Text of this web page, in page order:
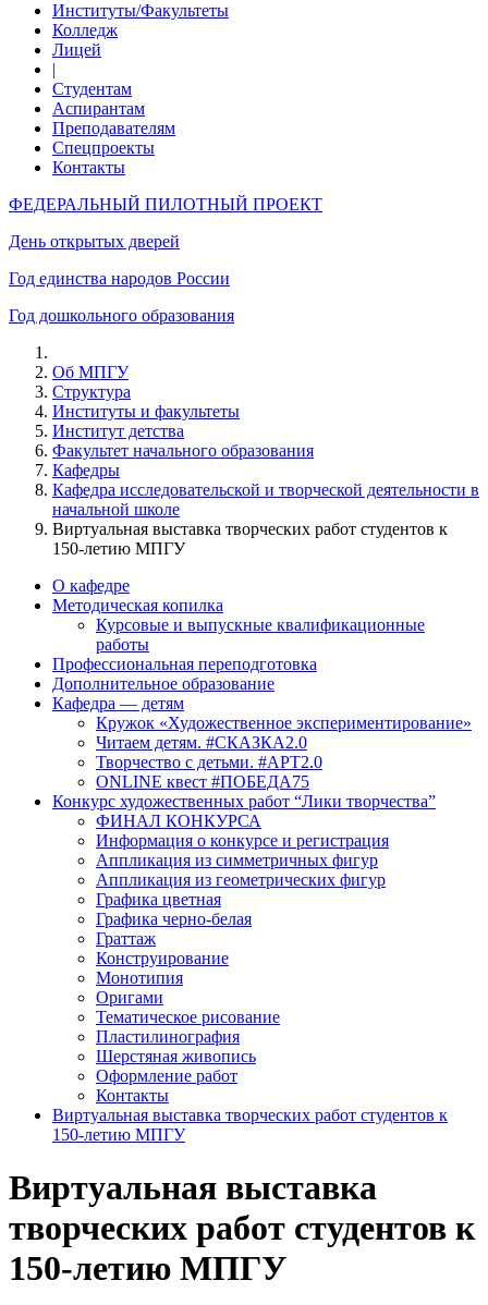
Институты/Факультеты
Колледж
Лицей
|
Студентам
Аспирантам
Преподавателям
Спецпроекты
Контакты
ФЕДЕРАЛЬНЫЙ ПИЛОТНЫЙ ПРОЕКТ
День открытых дверей
Год единства народов России
Год дошкольного образования
Об МПГУ
Структура
Институты и факультеты
Институт детства
Факультет начального образования
Кафедры
Кафедра исследовательской и творческой деятельности в
начальной школе
Виртуальная выставка творческих работ студентов к
150-летию МПГУ
О кафедре
Методическая копилка
Курсовые и выпускные квалификационные
работы
Профессиональная переподготовка
Дополнительное образование
Кафедра — детям
Кружок «Художественное экспериментирование»
Читаем детям. #СКАЗКА2.0
Творчество с детьми. #АРТ2.0
ONLINE квест #ПОБЕДА75
Конкурс художественных работ “Лики творчества”
ФИНАЛ КОНКУРСА
Информация о конкурсе и регистрация
Аппликация из симметричных фигур
Аппликация из геометрических фигур
Графика цветная
Графика черно-белая
Граттаж
Конструирование
Монотипия
Оригами
Тематическое рисование
Пластилинография
Шерстяная живопись
Оформление работ
Контакты
Виртуальная выставка творческих работ студентов к
150-летию МПГУ
Виртуальная выставка
творческих работ студентов к
150-летию МПГУ